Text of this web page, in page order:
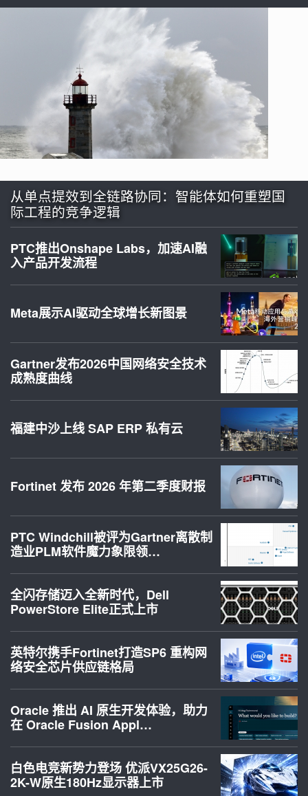
从单点提效到全链路协同：智能体如何重塑国
际工程的竞争逻辑
PTC推出Onshape Labs，加速AI融
入产品开发流程
Meta展示AI驱动全球增长新图景
Gartner发布2026中国网络安全技术
成熟度曲线
福建中沙上线 SAP ERP 私有云
Fortinet 发布 2026 年第二季度财报
PTC Windchill被评为Gartner离散制
造业PLM软件魔力象限领…
全闪存储迈入全新时代，Dell
PowerStore Elite正式上市
英特尔携手Fortinet打造SP6 重构网
络安全芯片供应链格局
Oracle 推出 AI 原生开发体验，助力
在 Oracle Fusion Appl…
白色电竞新势力登场 优派VX25G26-
2K-W原生180Hz显示器上市